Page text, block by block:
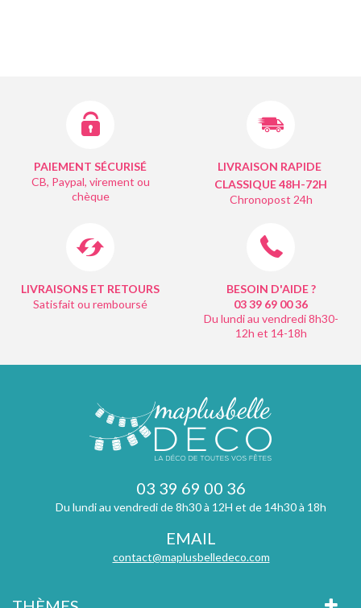
PAIEMENT SÉCURISÉ
CB, Paypal, virement ou
chèque
LIVRAISON RAPIDE
CLASSIQUE 48H-72H
Chronopost 24h
LIVRAISONS ET RETOURS
Satisfait ou remboursé
BESOIN D'AIDE ?
03 39 69 0036
Du lundi au vendredi 8h30-
12h et 14-18h
03 39 69 00 36
Du lundi au vendredi de 8h30 à 12H et de 14h30 à 18h
EMAIL
contact@maplusbelledeco.com